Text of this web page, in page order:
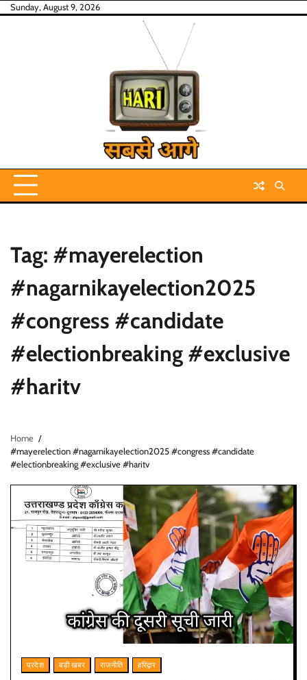
SkipSunday, August 9, 2026
Tag: #mayerelection
#nagarnikayelection2025
#congress #candidate
#electionbreaking #exclusive
#haritv
Home
#mayerelection #nagarnikayelection2025 #congress #candidate
#electionbreaking #exclusive #haritv
प्रदेश बड़ी खबर राजनीति हरिद्वार